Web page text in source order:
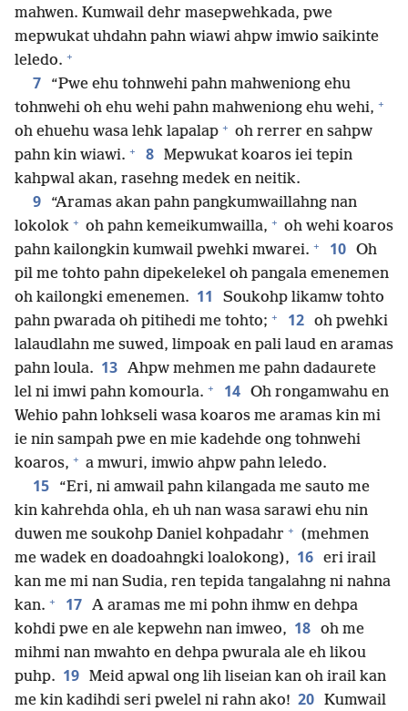
mahwen. Kumwail dehr masepwehkada, pwe
mepwukat uhdahn pahn wiawi ahpw imwio saikinte
leledo. +
7
“Pwe ehu tohnwehi pahn mahweniong ehu
tohnwehi oh ehu wehi pahn mahweniong ehu wehi, +
oh ehuehu wasa lehk lapalap + oh rerrer en sahpw
pahn kin wiawi. + 8 Mepwukat koaros iei tepin
kahpwal akan, rasehng medek en neitik.
9
“Aramas akan pahn pangkumwaillahng nan
lokolok + oh pahn kemeikumwailla, + oh wehi koaros
pahn kailongkin kumwail pwehki mwarei. + 10 Oh
pil me tohto pahn dipekelekel oh pangala emenemen
oh kailongki emenemen. 11
Soukohp likamw tohto
pahn pwarada oh pitihedi me tohto; + 12 oh pwehki
lalaudlahn me suwed, limpoak en pali laud en aramas
pahn loula. 13 Ahpw mehmen me pahn dadaurete
lel ni imwi pahn komourla. + 14 Oh rongamwahu en
Wehio pahn lohkseli wasa koaros me aramas kin mi
ie nin sampah pwe en mie kadehde ong tohnwehi
koaros, + a mwuri, imwio ahpw pahn leledo.
15
“Eri, ni amwail pahn kilangada me sauto me
kin kahrehda ohla, eh uh nan wasa sarawi ehu nin
duwen me soukohp Daniel kohpadahr + (mehmen
me wadek en doadoahngki loalokong), 16 eri irail
kan me mi nan Sudia, ren tepida tangalahng ni nahna
kan. + 17 A aramas me mi pohn ihmw en dehpa
kohdi pwe en ale kepwehn nan imweo, 18 oh me
mihmi nan mwahto en dehpa pwurala ale eh likou
puhp. 19 Meid apwal ong lih liseian kan oh irail kan
me kin kadihdi seri pwelel ni rahn ako! 20 Kumwail